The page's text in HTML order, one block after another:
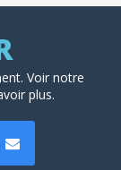
Voir notre
plus.